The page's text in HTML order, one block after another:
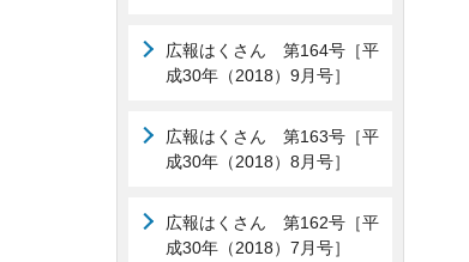
広報はくさん 第164号［平
成30年（2018）9月号］
広報はくさん 第163号［平
成30年（2018）8月号］
広報はくさん 第162号［平
成30年（2018）7月号］